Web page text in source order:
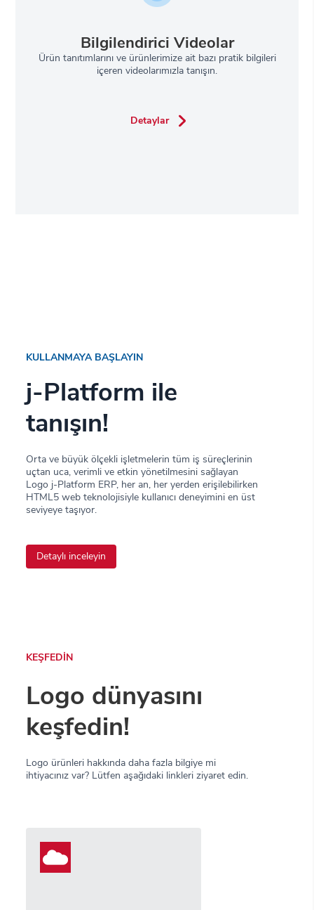
Bilgilendirici Videolar
Ürün tanıtımlarını ve ürünlerimize ait bazı pratik bilgileri
içeren videolarımızla tanışın.
Detaylar
KULLANMAYA BAŞLAYIN
j-Platform ile
tanışın!
Orta ve büyük ölçekli işletmelerin tüm iş süreçlerinin
uçtan uca, verimli ve etkin yönetilmesini sağlayan
Logo j-Platform ERP, her an, her yerden erişilebilirken
HTML5 web teknolojisiyle kullanıcı deneyimini en üst
seviyeye taşıyor.
Detaylı inceleyin
KEŞFEDİN
Logo dünyasını
keşfedin!
Logo ürünleri hakkında daha fazla bilgiye mi
ihtiyacınız var? Lütfen aşağıdaki linkleri ziyaret edin.